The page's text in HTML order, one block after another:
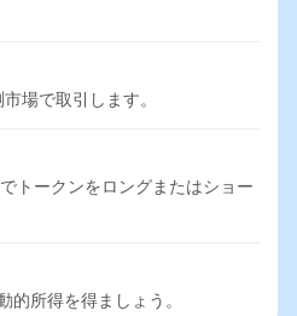
場で取引します。
トークンをロングまたはショー
的所得を得ましょう。